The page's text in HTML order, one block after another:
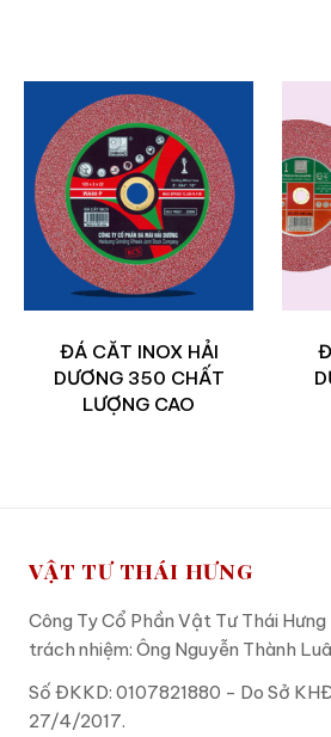
ĐÁ CĂT INOX HẢI
DƯƠNG 350 CHẤT
LƯỢNG CAO
VẬT TƯ THÁI HƯNG
Công Ty Cổ Phần Vật Tư Thái
trách nhiệm: Ông Nguyễn Thành
Số ĐKKD: 0107821880 - Do Sở
27/4/2017.